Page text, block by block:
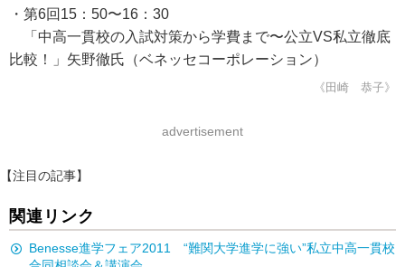
・第6回15：50〜16：30
「中高一貫校の入試対策から学費まで〜公立VS私立徹底
比較！」矢野徹氏（ベネッセコーポレーション）
《田崎 恭子》
advertisement
【注目の記事】
関連リンク
Benesse進学フェア2011 “難関大学進学に強い”私立中高一貫校